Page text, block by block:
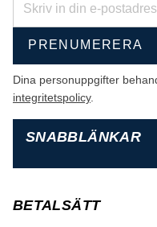
PRENUMERERA
Dina personuppgifter
integritetspolicy.
SNABBLÄNKAR
BETALSÄTT